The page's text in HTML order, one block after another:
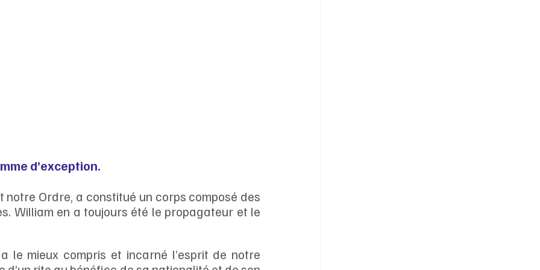
d’exception.
Ordre, a constitué un corps composé des
William en a toujours été le propagateur et le
le mieux compris et incarné l’esprit de notre